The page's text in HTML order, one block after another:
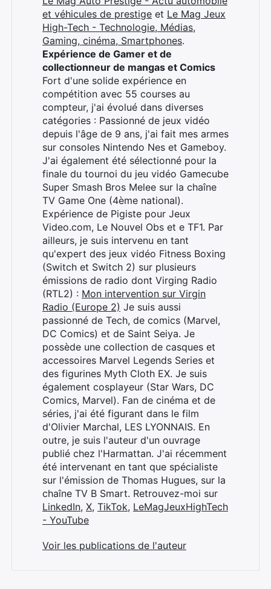
et véhicules de prestige et Le Mag Jeux
High-Tech - Technologie, Médias,
Gaming, cinéma, Smartphones.
Expérience de Gamer et de
collectionneur de mangas et Comics
Fort d'une solide expérience en
compétition avec 55 courses au
compteur, j'ai évolué dans diverses
catégories : Passionné de jeux vidéo
depuis l'âge de 9 ans, j'ai fait mes armes
sur consoles Nintendo Nes et Gameboy.
J'ai également été sélectionné pour la
finale du tournoi du jeu vidéo Gamecube
Super Smash Bros Melee sur la chaîne
TV Game One (4ème national).
Expérience de Pigiste pour Jeux
Video.com, Le Nouvel Obs et e TF1. Par
ailleurs, je suis intervenu en tant
qu'expert des jeux vidéo Fitness Boxing
(Switch et Switch 2) sur plusieurs
émissions de radio dont Virging Radio
(RTL2) : Mon intervention sur Virgin
Radio (Europe 2) Je suis aussi
passionné de Tech, de comics (Marvel,
DC Comics) et de Saint Seiya. Je
possède une collection de casques et
accessoires Marvel Legends Series et
des figurines Myth Cloth EX. Je suis
également cosplayeur (Star Wars, DC
Comics, Marvel). Fan de cinéma et de
séries, j'ai été figurant dans le film
d'Olivier Marchal, LES LYONNAIS. En
outre, je suis l'auteur d'un ouvrage
publié chez l'Harmattan. J'ai récemment
été intervenant en tant que spécialiste
sur l'émission de Thomas Hugues, sur la
chaîne TV B Smart. Retrouvez-moi sur
LinkedIn, X, TikTok, LeMagJeuxHighTech
- YouTube
Voir les publications de l'auteur